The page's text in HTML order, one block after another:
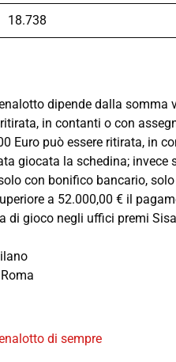
18.738
dipende dalla
in contanti o con
Euro può essere ritirata, in
giocata la schedina; invece
con bonifico bancario,
a 52.000,00 € il
di gioco negli uffici premi
di sempre